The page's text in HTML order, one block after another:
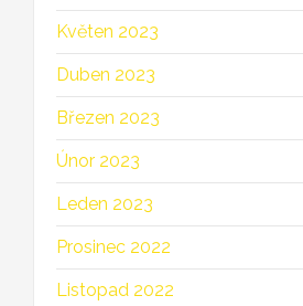
Květen 2023
Duben 2023
Březen 2023
Únor 2023
Leden 2023
Prosinec 2022
Listopad 2022